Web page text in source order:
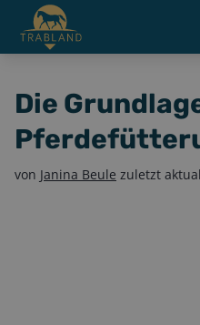
Die
von Janina Beule zuletzt